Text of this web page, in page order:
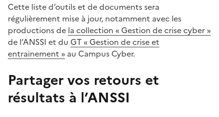
Cette liste d’outils et de documents sera
régulièrement mise à jour, notamment avec les
productions de la collection « Gestion de crise cyber »
de l’ANSSI et du GT « Gestion de crise et
entrainement » au Campus Cyber.
Partager vos retours et
résultats à l’ANSSI